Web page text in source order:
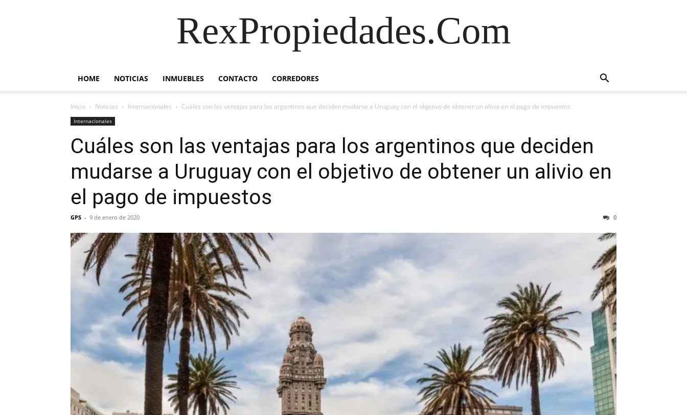
RexPropiedades.Com
HOME NOTICIAS INMUEBLES CONTACTO CORREDORES
Inicio Noticias Internacionales Cuáles son las ventajas para los argentinos que deciden mudarse a Uruguay con el objetivo de obtener un alivio en el pago de impuestos
Internacionales
Cuáles son las ventajas para los argentinos que deciden
mudarse a Uruguay con el objetivo de obtener un alivio en
el pago de impuestos
GPS - 9 de enero de 2020 0